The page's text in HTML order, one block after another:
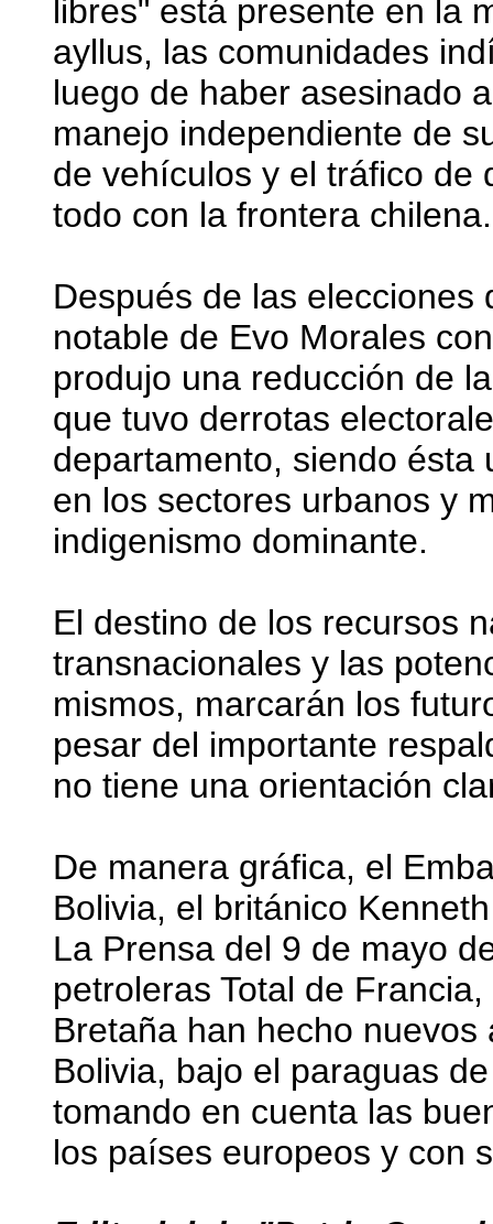
libres" está presente en la
ayllus, las comunidades
luego de haber asesinado
manejo independiente de
de vehículos y el tráfico de
todo con la frontera chilena.
Después de las
notable de Evo Morales
produjo una reducción de
que tuvo derrotas
departamento, siendo ésta
en los sectores urbanos y
indigenismo dominante.
El destino de los recursos
transnacionales y las
mismos, marcarán los
pesar del importante
no tiene una orientación
De manera gráfica, el
Bolivia, el británico
La Prensa del 9 de mayo
petroleras Total de
Bretaña han hecho
Bolivia, bajo el paraguas
tomando en cuenta las
los países europeos y con